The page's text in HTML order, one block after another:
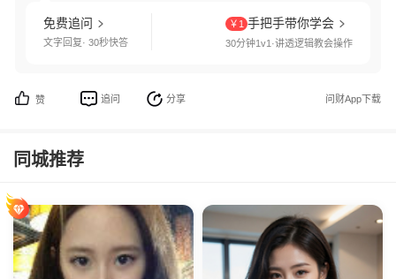
免费追问
文字回复· 30秒快答
￥1 手把手带你学会
30分钟1v1·讲透逻辑教会操作
赞 追问 分享 问财App下载
同城推荐